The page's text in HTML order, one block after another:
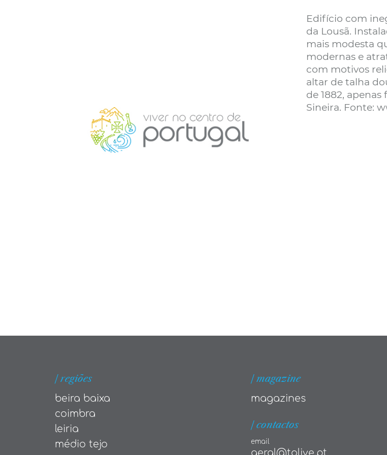
Edifício com
da Lousã.
mais modesta
modernas e
com motivos
altar de talha
de 1882,
Sineira. Fonte:
| regiões
beira baixa
coimbra
leiria
médio tejo
| magazine
magazines
| contactos
email